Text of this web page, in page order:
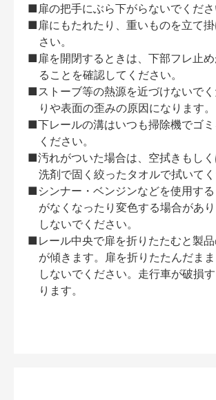
■扉の把手にぶら下がらないでくださ
■扉にもたれたり、重いものを立て
さい。
■扉を開閉するときは、下部フレ止
ることを確認してください。
■ストーブ等の熱源を近づけないで
りや表面の歪みの原因になります。
■下レールの溝はいつも掃除機でゴ
ください。
■汚れがついた場合は、空拭きもし
洗剤で固く絞ったタオルで拭いてく
■シンナー・ベンジンなどを使用す
がなくなったり変色する場合があ
しないでください。
■レール中央で扉を折りたたむと製
が傾きます。扉を折りたたんだま
しないでください。走行車が破損
ります。